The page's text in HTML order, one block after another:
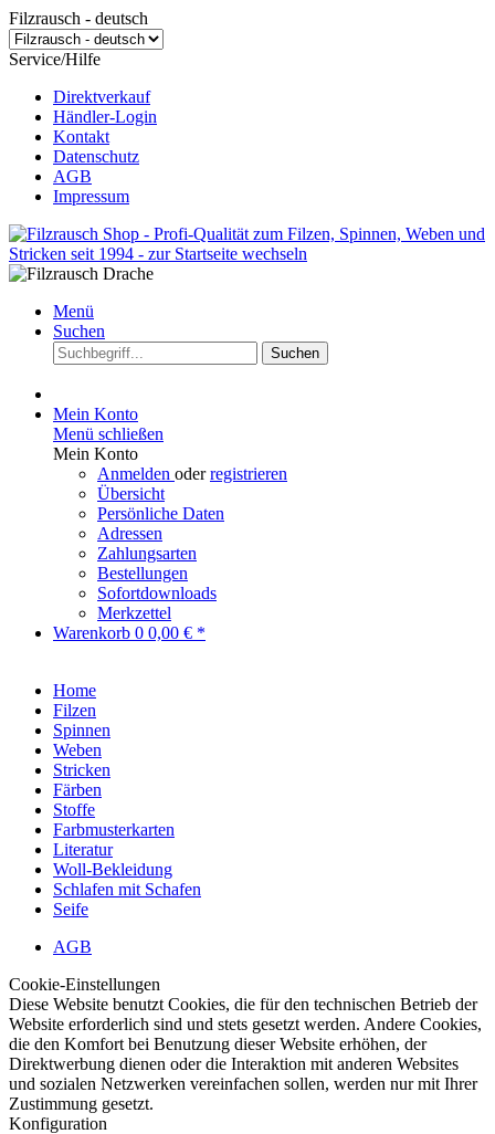
Filzrausch - deutsch
Service/Hilfe
Direktverkauf
Händler-Login
Kontakt
Datenschutz
AGB
Impressum
Menü
Suchen
Suchen
Mein Konto
Menü schließen
Mein Konto
Anmelden oderregistrieren
Übersicht
Persönliche Daten
Adressen
Zahlungsarten
Bestellungen
Sofortdownloads
Merkzettel
Warenkorb 0 0,00 € *
Home
Filzen
Spinnen
Weben
Stricken
Färben
Stoffe
Farbmusterkarten
Literatur
Woll-Bekleidung
Schlafen mit Schafen
Seife
AGB
Cookie-Einstellungen
Diese Website benutzt Cookies, die für den technischen Betrieb der
Website erforderlich sind und stets gesetzt werden. Andere Cookies,
die den Komfort bei Benutzung dieser Website erhöhen, der
Direktwerbung dienen oder die Interaktion mit anderen Websites
und sozialen Netzwerken vereinfachen sollen, werden nur mit Ihrer
Zustimmung gesetzt.
Konfiguration